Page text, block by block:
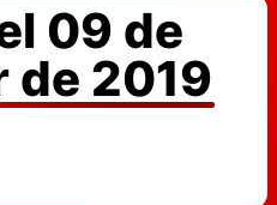
09 de
de 2019